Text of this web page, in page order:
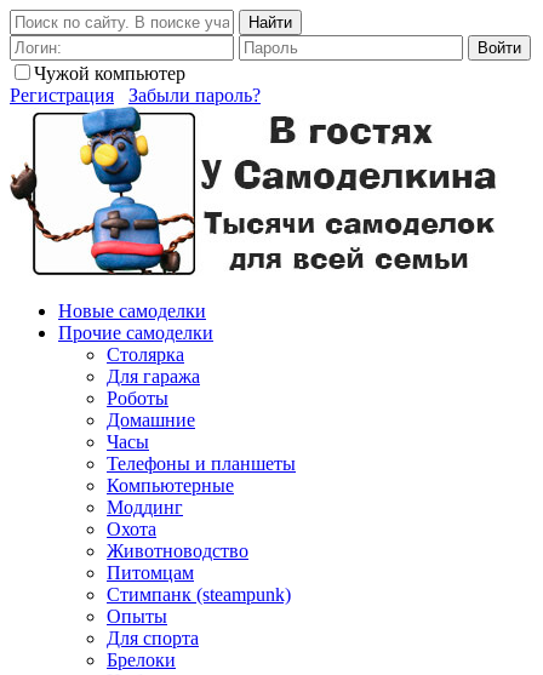
Найти
Войти
Чужой компьютер
Регистрация
Забыли пароль?
Новые самоделки
Прочие самоделки
Столярка
Для гаража
Роботы
Домашние
Часы
Телефоны и планшеты
Компьютерные
Моддинг
Охота
Животноводство
Питомцам
Стимпанк (steampunk)
Опыты
Для спорта
Брелоки